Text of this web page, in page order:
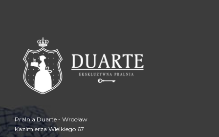
Pralnia Duarte - Wrocław
Kazimierza Wielkiego 67